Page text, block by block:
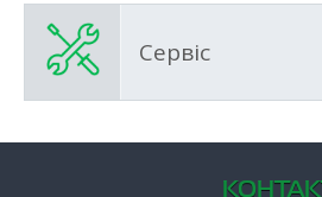
Сервіс